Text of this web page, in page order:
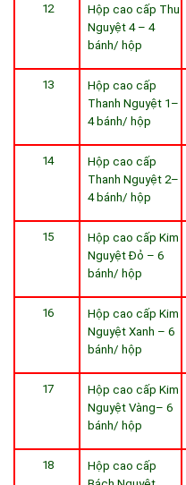
12
Hộp cao cấp Thu
Nguyệt 4 – 4
bánh/ hộp
13
Hộp cao cấp
Thanh Nguyệt 1–
4 bánh/ hộp
14
Hộp cao cấp
Thanh Nguyệt 2–
4 bánh/ hộp
15
Hộp cao cấp Kim
Nguyệt Đỏ – 6
bánh/ hộp
16
Hộp cao cấp Kim
Nguyệt Xanh – 6
bánh/ hộp
17
Hộp cao cấp Kim
Nguyệt Vàng– 6
bánh/ hộp
18
Hộp cao cấp